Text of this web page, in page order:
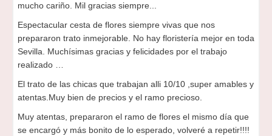
mucho cariño. Mil gracias siempre...
Espectacular cesta de flores siempre vivas que nos
prepararon trato inmejorable. No hay floristería mejor en toda
Sevilla. Muchísimas gracias y felicidades por el trabajo
realizado …
El trato de las chicas que trabajan alli 10/10 ,super amables y
atentas.Muy bien de precios y el ramo precioso.
Muy atentas, prepararon el ramo de flores el mismo día que
se encargó y más bonito de lo esperado, volveré a repetir!!!!